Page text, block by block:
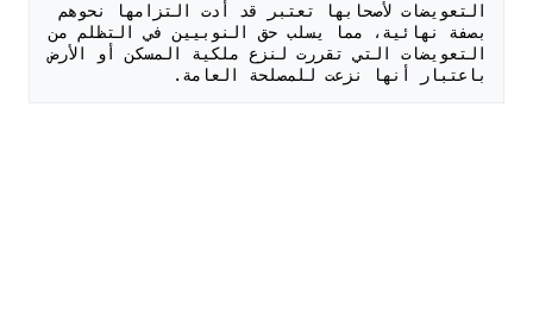
التعويضات التي تقررت لنزع ملكية المسكن أو الأرض
باعتبار أنها نزعت للمصلحة العامة.